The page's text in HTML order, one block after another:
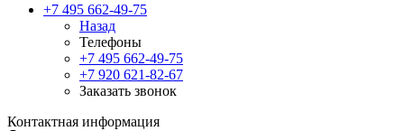
+7 495 662-49-75
Назад
Телефоны
+7 495 662-49-75
+7 920 621-82-67
Заказать звонок
Контактная информация